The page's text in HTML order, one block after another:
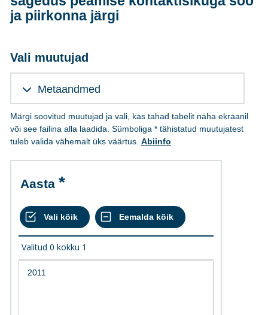
ja piirkonna järgi
Vali muutujad
Metaandmed
Märgi soovitud muutujad ja vali, kas tahad tabelit näha ekraanil
või see failina alla laadida. Sümboliga * tähistatud muutujatest
tuleb valida vähemalt üks väärtus. Abiinfo
Aasta
Valitud 0 kokku 1